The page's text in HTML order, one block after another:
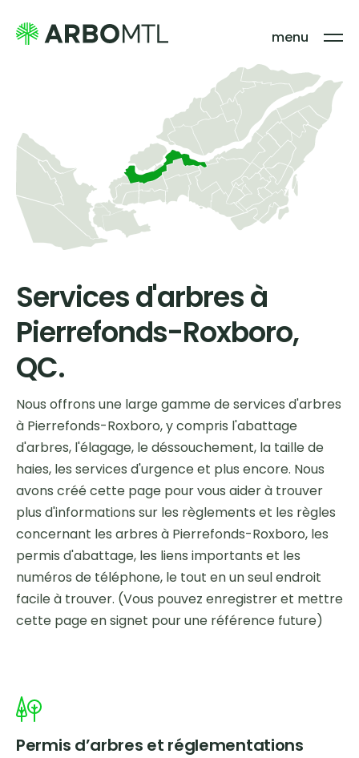
menu
Services d'arbres à
Pierrefonds-Roxboro,
QC.
Nous offrons une large gamme de services d'arbres
à Pierrefonds-Roxboro, y compris l'abattage
d'arbres, l'élagage, le déssouchement, la taille de
haies, les services d'urgence et plus encore. Nous
avons créé cette page pour vous aider à trouver
plus d'informations sur les règlements et les règles
concernant les arbres à Pierrefonds-Roxboro, les
permis d'abattage, les liens importants et les
numéros de téléphone, le tout en un seul endroit
facile à trouver. (Vous pouvez enregistrer et mettre
cette page en signet pour une référence future)
Permis d’arbres et réglementations